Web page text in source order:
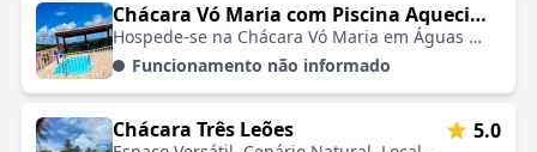
Chácara Vó Maria com Piscina Aquecida
Hospede-se na Chácara Vó Maria em Águas da Prata! Desfrute de piscina aquecida, vista para a montanha, ar-condicionado e café da manhã em um refúgio acolhedor e privativo.
Funcionamento não informado
Chácara Três Leões 5.0